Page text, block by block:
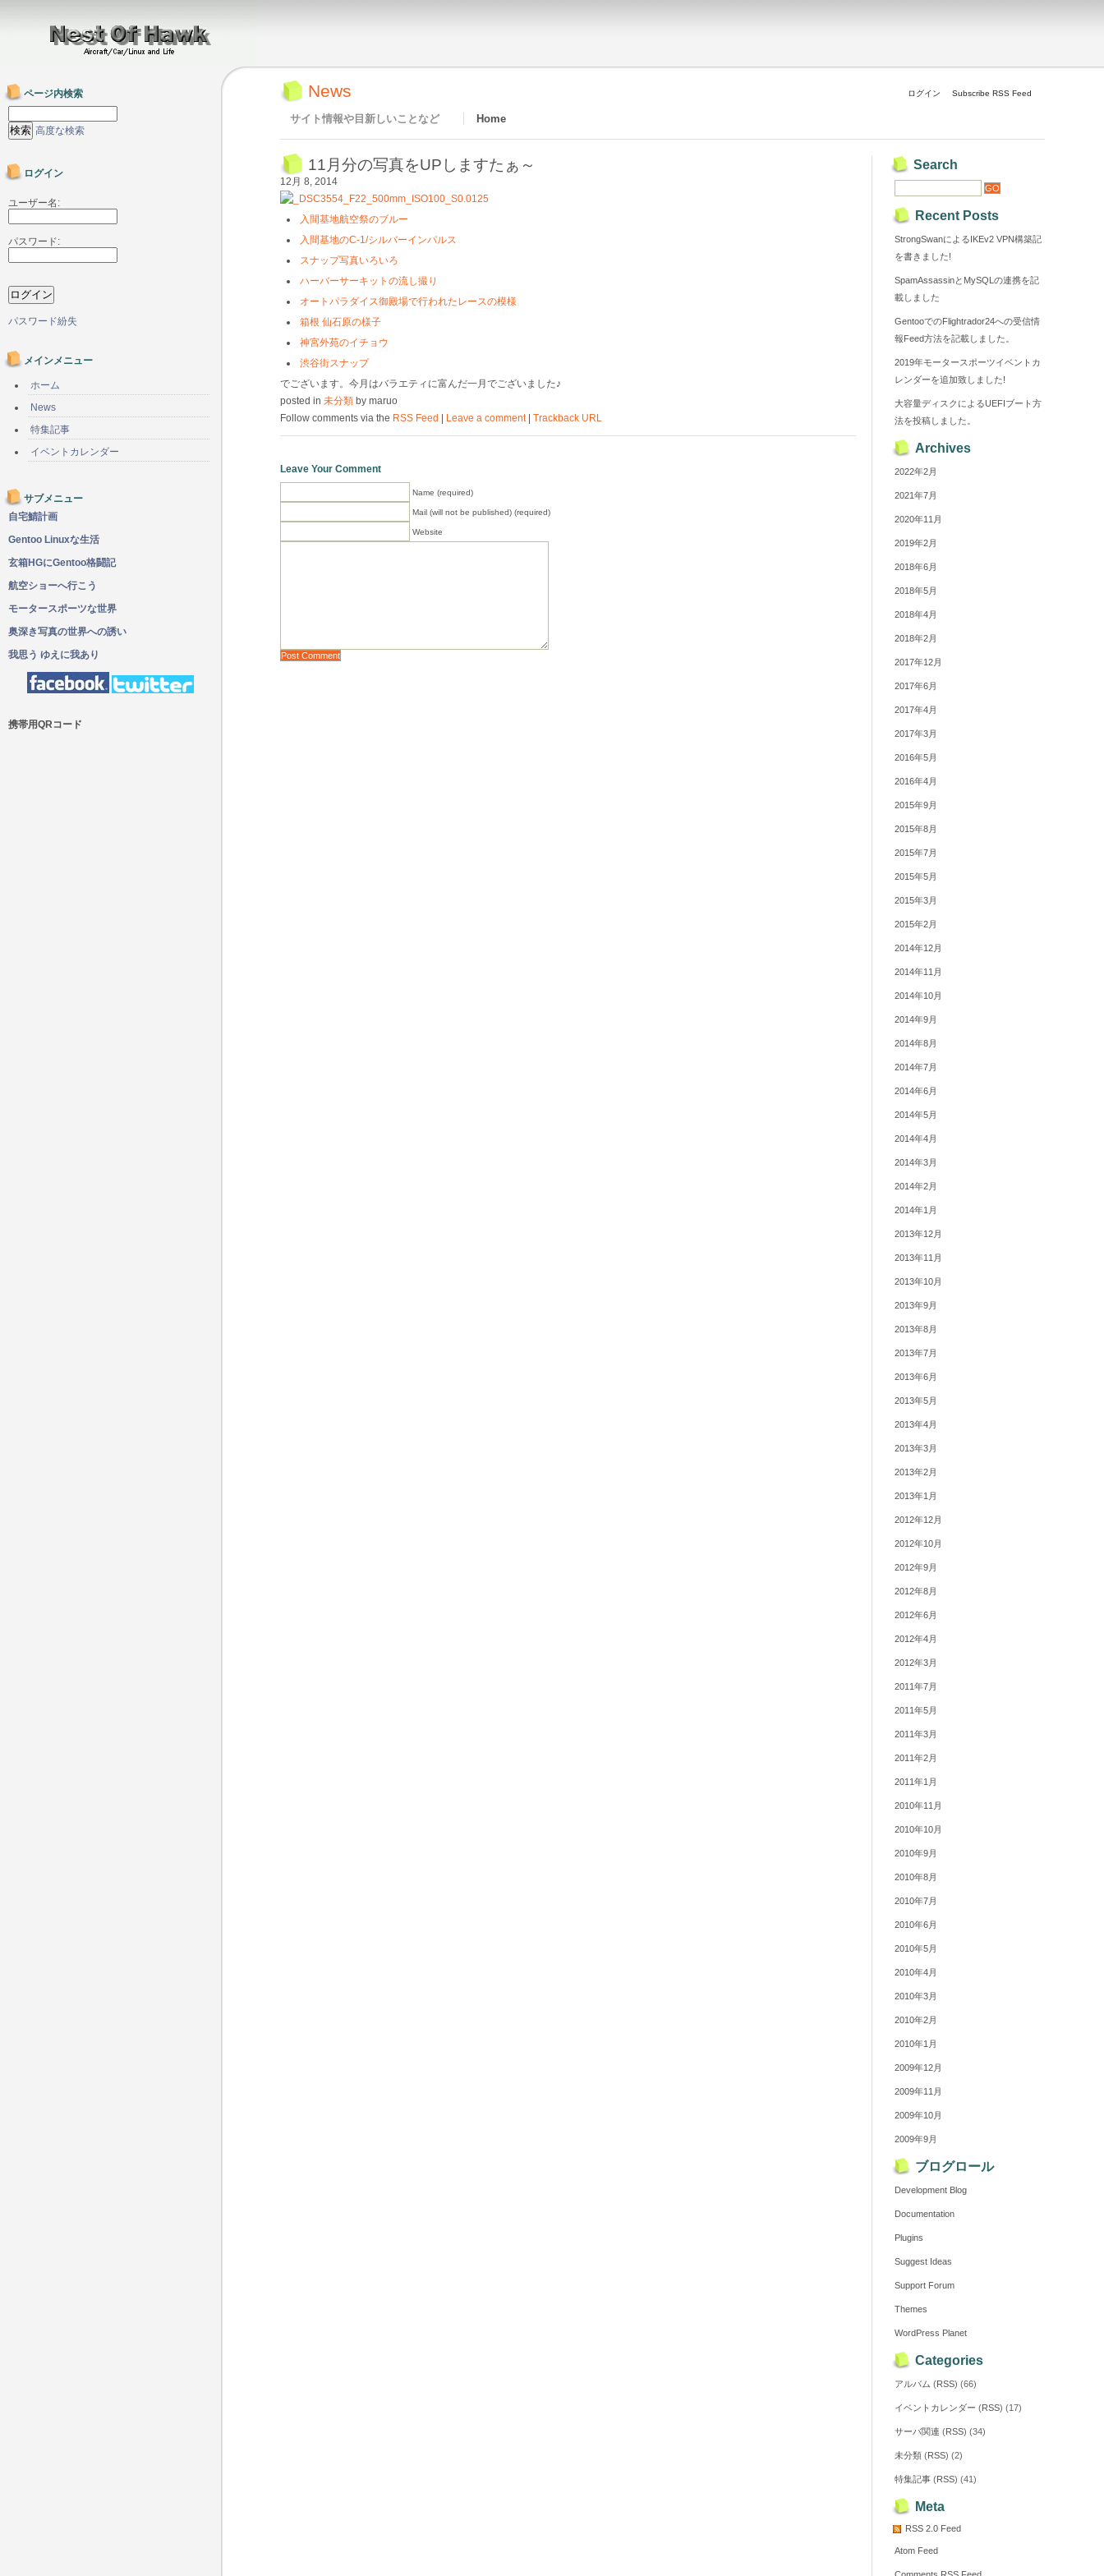
ログイン Subscribe RSS Feed
News
サイト情報や目新しいことなど Home
Search
Recent Posts
StrongSwanによるIKEv2 VPN構築記
を書きました!
SpamAssassinとMySQLの連携を記
載しました
GentooでのFlightrador24への受信情
報Feed方法を記載しました。
2019年モータースポーツイベントカ
レンダーを追加致しました!
大容量ディスクによるUEFIブート方
法を投稿しました。
Archives
2022年2月
2021年7月
2020年11月
2019年2月
2018年6月
2018年5月
2018年4月
2018年2月
2017年12月
2017年6月
2017年4月
2017年3月
2016年5月
2016年4月
2015年9月
2015年8月
2015年7月
2015年5月
2015年3月
2015年2月
2014年12月
2014年11月
2014年10月
2014年9月
2014年8月
2014年7月
2014年6月
2014年5月
2014年4月
2014年3月
2014年2月
2014年1月
2013年12月
2013年11月
2013年10月
2013年9月
2013年8月
2013年7月
2013年6月
2013年5月
2013年4月
2013年3月
2013年2月
2013年1月
2012年12月
2012年10月
2012年9月
2012年8月
2012年6月
2012年4月
2012年3月
2011年7月
2011年5月
2011年3月
2011年2月
2011年1月
2010年11月
2010年10月
2010年9月
2010年8月
2010年7月
2010年6月
2010年5月
2010年4月
2010年3月
2010年2月
2010年1月
2009年12月
2009年11月
2009年10月
2009年9月
ブログロール
Development Blog
Documentation
Plugins
Suggest Ideas
Support Forum
Themes
WordPress Planet
Categories
アルバム (RSS) (66)
イベントカレンダー (RSS) (17)
サーバ関連 (RSS) (34)
未分類 (RSS) (2)
特集記事 (RSS) (41)
Meta
RSS 2.0 Feed
Atom Feed
11月分の写真をUPしますたぁ～
12月 8, 2014
入間基地航空祭のブルー
入間基地のC-1/シルバーインパルス
スナップ写真いろいろ
ハーバーサーキットの流し撮り
オートパラダイス御殿場で行われたレースの模様
箱根 仙石原の様子
神宮外苑のイチョウ
渋谷街スナップ
でございます。今月はバラエティに富んだ一月でございました♪
posted in 未分類by maruo
Follow comments via the RSS Feed Leave a comment| Trackback URL
Leave Your Comment
Name (required)
Mail (will not be published) (required)
Website
ページ内検索
高度な検索
ログイン
ユーザー名:
パスワード:
パスワード紛失
メインメニュー
ホーム
News
特集記事
イベントカレンダー
サブメニュー
自宅鯖計画
Gentoo Linuxな生活
玄箱HGにGentoo格闘記
航空ショーへ行こう
モータースポーツな世界
奥深き写真の世界への誘い
我思う ゆえに我あり
携帯用QRコード